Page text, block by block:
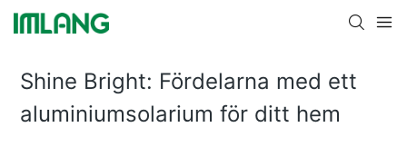
Shine Bright: Fördelarna med ett
aluminiumsolarium för ditt hem